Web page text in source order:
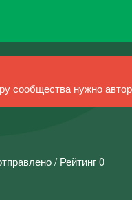
сообщества нужно
/ Рейтинг 0